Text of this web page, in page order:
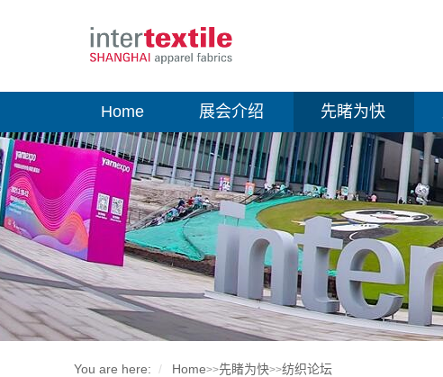
Home 展会介绍 先睹为快
You are here: Home>>先睹为快>>纺织论坛